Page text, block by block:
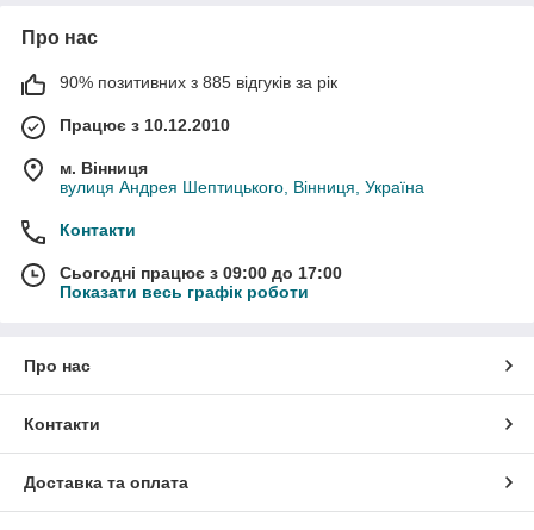
Про нас
90% позитивних з 885 відгуків за рік
Працює з 10.12.2010
м. Вінниця
вулиця Андрея Шептицького, Вінниця, Україна
Контакти
Сьогодні працює з 09:00 до 17:00
Показати весь графік роботи
Про нас
Контакти
Доставка та оплата